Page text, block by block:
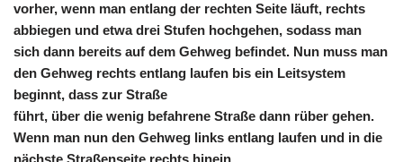
vorher, wenn man entlang der rechten Seite läuft, rechts
abbiegen und etwa drei Stufen hochgehen, sodass man
sich dann bereits auf dem Gehweg befindet. Nun muss man
den Gehweg rechts entlang laufen bis ein Leitsystem
beginnt, dass zur Straße
führt, über die wenig befahrene Straße dann rüber gehen.
Wenn man nun den Gehweg links entlang laufen und in die
nächste Straßenseite rechts hinein